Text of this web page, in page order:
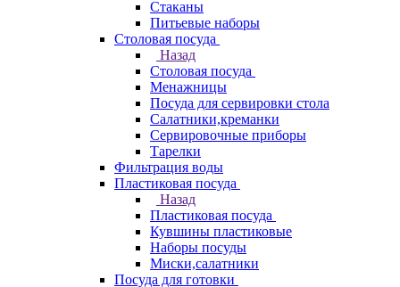
Стаканы
Питьевые наборы
Столовая посуда
Назад
Столовая посуда
Менажницы
Посуда для сервировки стола
Салатники,креманки
Сервировочные приборы
Тарелки
Фильтрация воды
Пластиковая посуда
Назад
Пластиковая посуда
Кувшины пластиковые
Наборы посуды
Миски,салатники
Посуда для готовки